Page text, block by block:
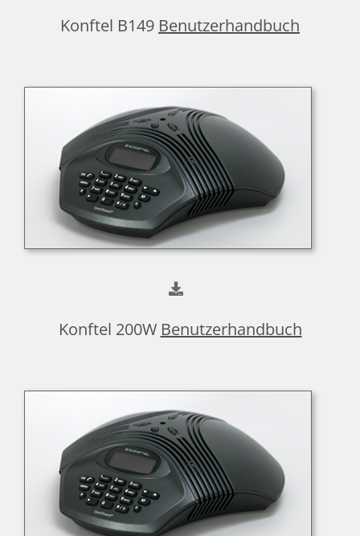
Konftel B149 Benutzerhandbuch
Konftel 200W Benutzerhandbuch